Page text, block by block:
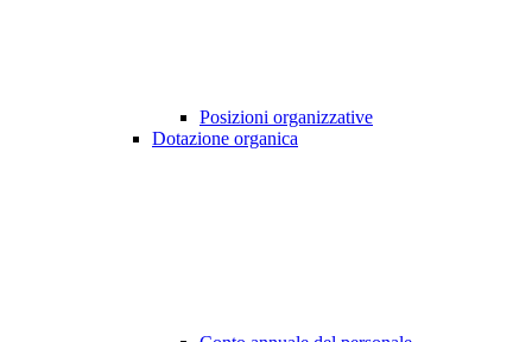
Posizioni organizzative
Dotazione organica